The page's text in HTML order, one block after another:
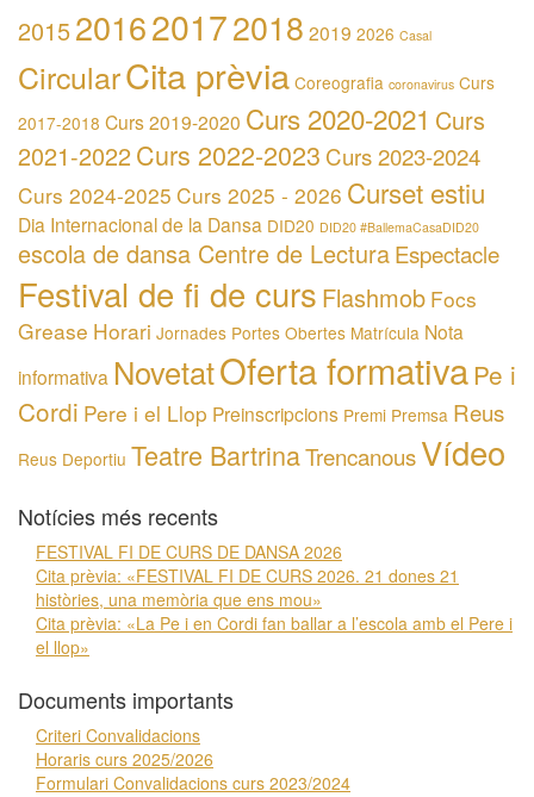
2015201620172018 2019 2026 Casal
CircularCita prèvia Coreografia coronavirus Curs
2017-2018 Curs 2019-2020 Curs 2020-2021 Curs
2021-2022 Curs 2022-2023 Curs 2023-2024
Curs 2024-2025 Curs 2025 - 2026 Curset estiu
Dia Internacional de la Dansa DID20 DID20 #BallemaCasaDID20
escola de dansa Centre de LecturaEspectacle
Festival de fi de curs Flashmob Focs
Grease Horari Jornades Portes Obertes Matrícula Nota
informativa NovetatOferta formativaPe i
Cordi Pere i el Llop Preinscripcions Premi Premsa Reus
Reus Deportiu Teatre BartrinaTrencanousVídeo
Notícies més recents
FESTIVAL FI DE CURS DE DANSA 2026
Cita prèvia: «FESTIVAL FI DE CURS 2026. 21 dones 21
històries, una memòria que ens mou»
Cita prèvia: «La Pe i en Cordi fan ballar a l’escola amb el Pere i
el llop»
Documents importants
Criteri Convalidacions
Horaris curs 2025/2026
Formulari Convalidacions curs 2023/2024